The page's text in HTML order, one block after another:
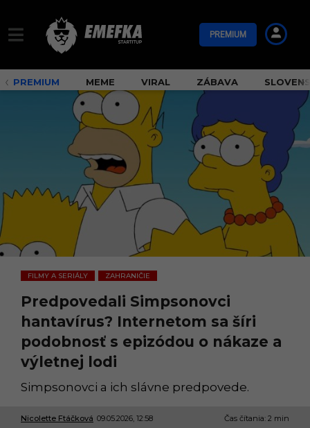
PREMIUM
PREMIUM MEME VIRAL ZÁBAVA
FILMY A SERIÁLY
,
ZAHRANIČIE
Predpovedali Simpsonovci
hantavírus? Internetom sa šíri
podobnosť s epizódou o nákaze a
výletnej lodi
Simpsonovci a ich slávne predpovede.
Nicolette Ftáčková 09.05.2026, 12:58
0
Čas čítania: 2 min